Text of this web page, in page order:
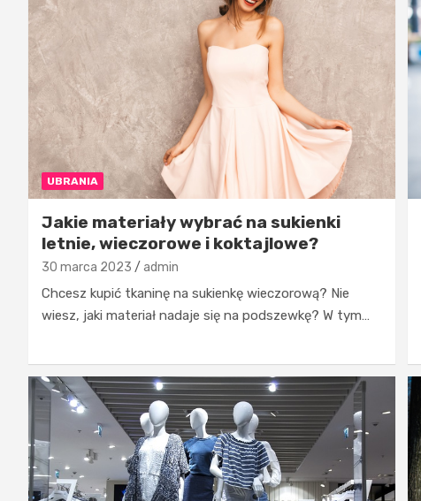
UBRANIA
Jakie materiały wybrać na sukienki
letnie, wieczorowe i koktajlowe?
30 marca 2023 admin
Chcesz kupić tkaninę na sukienkę wieczorową? Nie
wiesz, jaki materiał nadaje się na podszewkę? W tym…